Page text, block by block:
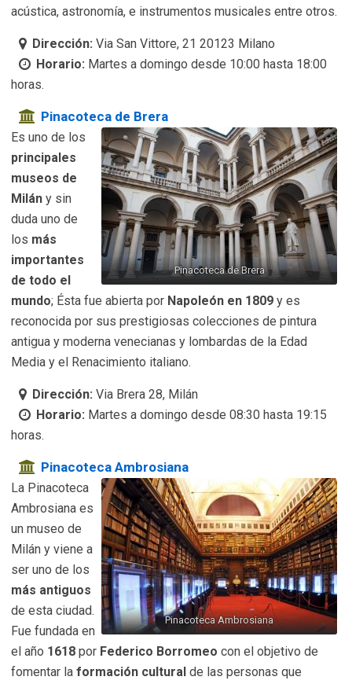
acústica, astronomía, e instrumentos musicales entre otros.
Dirección: Via San Vittore, 21 20123 Milano
Horario: Martes a domingo desde 10:00 hasta 18:00
horas.
Pinacoteca de Brera
Pinacoteca de Brera
Es uno de los
principales
museos de
Milán y sin
duda uno de
los más
importantes
de todo el
mundo; Ésta fue abierta por Napoleón en 1809 y es
reconocida por sus prestigiosas colecciones de pintura
antigua y moderna venecianas y lombardas de la Edad
Media y el Renacimiento italiano.
Dirección: Via Brera 28, Milán
Horario: Martes a domingo desde 08:30 hasta 19:15
horas.
Pinacoteca Ambrosiana
Pinacoteca Ambrosiana
La Pinacoteca
Ambrosiana es
un museo de
Milán y viene a
ser uno de los
más antiguos
de esta ciudad.
Fue fundada en
el año 1618 por Federico Borromeo con el objetivo de
fomentar la formación cultural de las personas que